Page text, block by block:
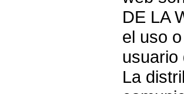
DE LA
el uso
usuario
La